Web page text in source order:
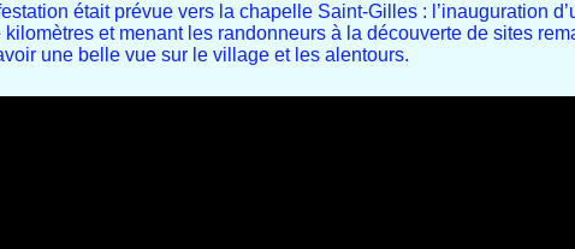
était prévue vers la chapelle Saint-Gilles : l’inauguration
et menant les randonneurs à la découverte de sites
une belle vue sur le village et les alentours.